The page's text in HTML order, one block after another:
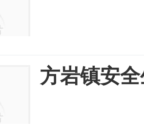
方岩镇安